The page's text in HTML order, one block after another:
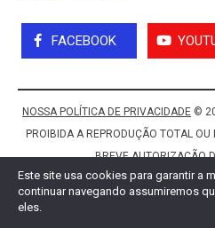
FACEBOOK
NOSSA POLÍTICA DE PRIVACIDADE ©
PROIBIDA A REPRODUÇÃO TOTAL OU
BREVE AUTORIZAÇÃO
Este site usa cookies para garantir a
continuar navegando assumiremos
eles.